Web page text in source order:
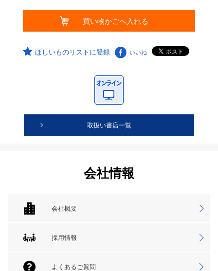
ほしいものリストに登録 いいね
取扱い書店一覧
会社情報
会社概要
採用情報
よくあるご質問